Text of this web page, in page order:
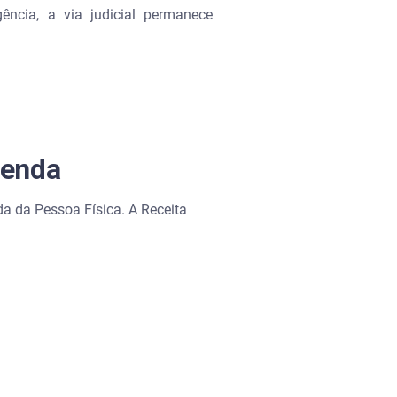
a via judicial permanece
da Pessoa Física. A Receita